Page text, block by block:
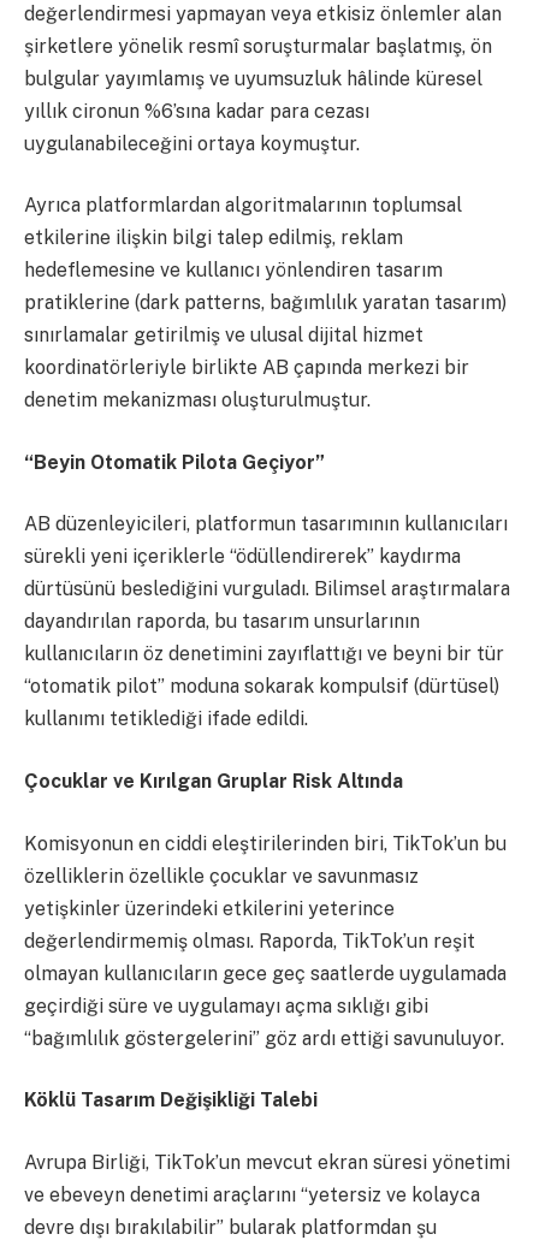
değerlendirmesi yapmayan veya etkisiz önlemler alan
şirketlere yönelik resmî soruşturmalar başlatmış, ön
bulgular yayımlamış ve uyumsuzluk hâlinde küresel
yıllık cironun %6’sına kadar para cezası
uygulanabileceğini ortaya koymuştur.
Ayrıca platformlardan algoritmalarının toplumsal
etkilerine ilişkin bilgi talep edilmiş, reklam
hedeflemesine ve kullanıcı yönlendiren tasarım
pratiklerine (dark patterns, bağımlılık yaratan tasarım)
sınırlamalar getirilmiş ve ulusal dijital hizmet
koordinatörleriyle birlikte AB çapında merkezi bir
denetim mekanizması oluşturulmuştur.
“Beyin Otomatik Pilota Geçiyor”
AB düzenleyicileri, platformun tasarımının kullanıcıları
sürekli yeni içeriklerle “ödüllendirerek” kaydırma
dürtüsünü beslediğini vurguladı. Bilimsel araştırmalara
dayandırılan raporda, bu tasarım unsurlarının
kullanıcıların öz denetimini zayıflattığı ve beyni bir tür
“otomatik pilot” moduna sokarak kompulsif (dürtüsel)
kullanımı tetiklediği ifade edildi.
Çocuklar ve Kırılgan Gruplar Risk Altında
Komisyonun en ciddi eleştirilerinden biri, TikTok’un bu
özelliklerin özellikle çocuklar ve savunmasız
yetişkinler üzerindeki etkilerini yeterince
değerlendirmemiş olması. Raporda, TikTok’un reşit
olmayan kullanıcıların gece geç saatlerde uygulamada
geçirdiği süre ve uygulamayı açma sıklığı gibi
“bağımlılık göstergelerini” göz ardı ettiği savunuluyor.
Köklü Tasarım Değişikliği Talebi
Avrupa Birliği, TikTok’un mevcut ekran süresi yönetimi
ve ebeveyn denetimi araçlarını “yetersiz ve kolayca
devre dışı bırakılabilir” bularak platformdan şu